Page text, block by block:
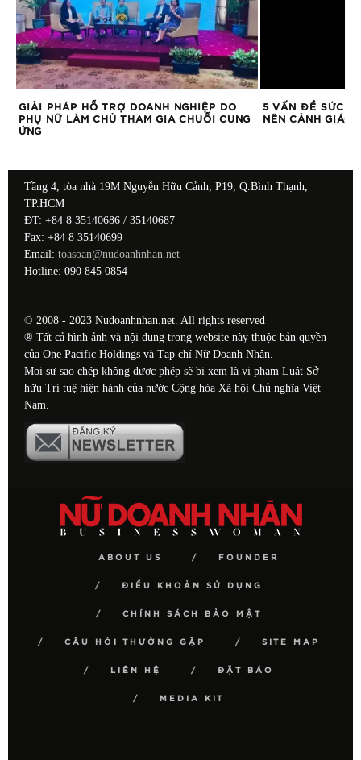
GIẢI PHÁP HỖ TRỢ DOANH NGHIỆP DO
PHỤ NỮ LÀM CHỦ THAM GIA CHUỖI CUNG
ỨNG
5 VẤN ĐỀ SỨC
NÊN CẢNH GIÁC
Tầng 4, tòa nhà 19M Nguyễn Hữu Cảnh, P19, Q.Bình Thạnh,
TP.HCM
ĐT: +84 8 35140686 / 35140687
Fax: +84 8 35140699
Email: toasoan@nudoanhnhan.net
Hotline: 090 845 0854
© 2008 - 2023 Nudoanhnhan.net. All rights reserved
® Tất cả hình ảnh và nội dung trong website này thuộc bản quyền
của One Pacific Holdings và Tạp chí Nữ Doanh Nhân.
Mọi sự sao chép không được phép sẽ bị xem là vi phạm Luật Sở
hữu Trí tuệ hiện hành của nước Cộng hòa Xã hội Chủ nghĩa Việt
Nam.
ABOUT US FOUNDER
ĐIỀU KHOẢN SỬ DỤNG
CHÍNH SÁCH BẢO MẬT
CÂU HỎI THƯỜNG GẶP SITE MAP
LIÊN HỆ ĐẶT BÁO
MEDIA KIT